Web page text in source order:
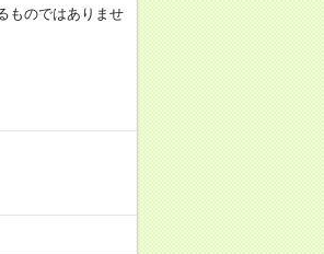
のではありませ